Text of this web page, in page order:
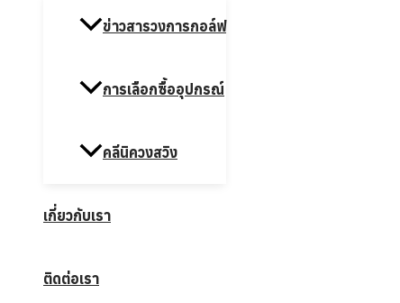
ข่าวสารวงการกอล์ฟ
การเลือกซื้ออุปกรณ์
คลีนิควงสวิง
เกี่ยวกับเรา
ติดต่อเรา